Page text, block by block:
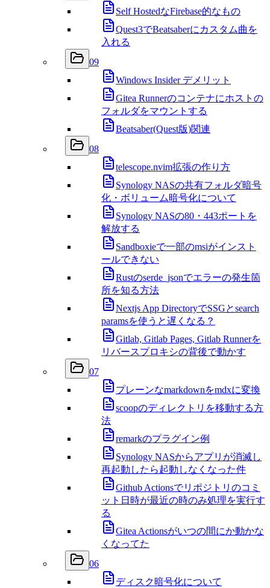
Self HostedなFirebase的なもの
Quest3でBeatsaberにカスタム曲を
入れる
09
Windows Insider デメリット
Gitea Runnerのコンテナにホストの
フォルダをマウントする
Beatsaber(Quest版)関連
08
telescope.nvim拡張の作り方
Synology NASの共有フォルダ暗号
化・ボリューム暗号化について
Synology NASの80・443ポートを
解放する
Sandboxieで一部のmsiがインスト
ールできない
Rustのserde_jsonでエラーの発生箇
所を知る方法
Nextjs App DirectoryでSSGとsearch
paramsを使うと遅くなる？
Gitlab, Gitlab Pages, Gitlab Runnerを
リバースプロキシの背後で動かす
07
プレーンなmarkdownをmdxに変換
scoopのディレクトリを移動する方
法
remarkのプラグイン例
Synology NASからアプリが消滅し
再起動したら起動しなくなった件
Github Actionsでリポジトリのコミ
ット日時が最近の時のみ処理を実行す
る
Gitea Actionsがいつの間にか動かな
くなってた
06
ディスク暗号化について